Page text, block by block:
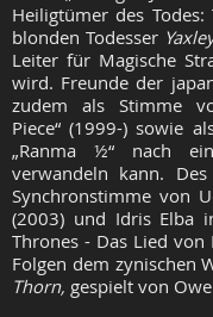
Heiligtümer des Todes:
blonden Todesser
Leiter für Magische
wird. Freunde der
zudem als Stimme
Piece“ (1999-) sowie
„Ranma ½“ nach
verwandeln kann.
Synchronstimme von
(2003) und Idris Elba
Thrones - Das Lied von
Folgen dem zynischen
Thorn, gespielt von